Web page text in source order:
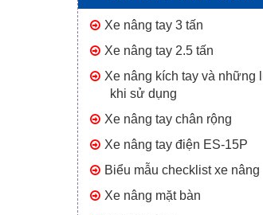
Xe nâng tay 3 tấn
Xe nâng tay 2.5 tấn
Xe nâng kích tay và những
khi sử dụng
Xe nâng tay chân rộng
Xe nâng tay điện ES-15P
Biểu mẫu checklist xe nâng
Xe nâng mặt bàn